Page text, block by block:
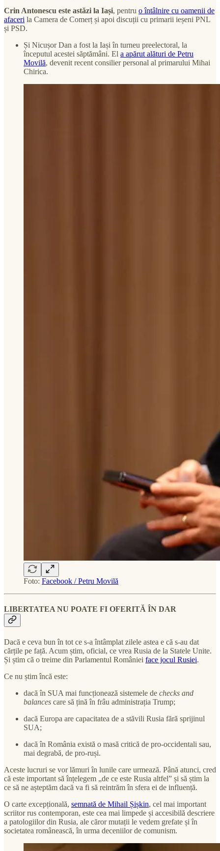
Crin Antonescu este astăzi la Iași, pentru o întâlnire cu oamenii de
afaceri la Camera de Comerț și apoi discuții cu primarii ieșeni PNL
și PSD.
Și Nicușor Dan a fost la Iași în turneu preelectoral, la
începutul acestei săptămâni. El a apărut alături de Petru
Movilă, devenit recent consilier personal al primarului Mihai
Chirica.
Foto: Facebook / Petru Movilă
LIBERTATEA NU POATE FI OFERITĂ ÎN DAR
Dacă e ceva bun în tot ce s-a întâmplat zilele astea e că s-au dat
cărțile pe față. Acum știm, oficial, ce vrea Rusia de la Statele Unite.
Și știm că o treime din Parlamentul României face jocul Rusiei.
Ce nu știm încă este:
dacă în SUA mai funcționează sistemele de checks and
balances care să țină în frâu administrația Trump;
dacă Europa are capacitatea de a stăvili Rusia fără sprijinul
SUA;
dacă în România există o masă critică de pro-occidentali sau,
mai degrabă, de pro-ruși.
Aceste lucruri se vor lămuri în lunile care urmează. Până atunci, cred
că este important să înțelegem „de ce este Rusia altfel” și să știm la
ce să ne așteptăm dacă va fi să reintrăm în sfera ei de influență.
O carte excepțională, semnată de Mihail Șișkin, cel mai important
scriitor rus contemporan, este cea mai limpede și accesibilă descriere
a patologiilor din Rusia, ale căror mutații le vedem grefate și în
societatea românească, în urma deceniilor de comunism.